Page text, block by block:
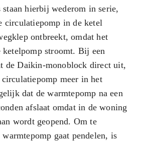
hierbij wederom in serie,
circulatiepomp in de ketel
ontbreekt, omdat het
stroomt. Bij een
de Daikin-monoblock direct uit,
meer in het
dat de warmtepomp na een
afslaat omdat in de woning
wordt geopend. Om te
gaat pendelen, is